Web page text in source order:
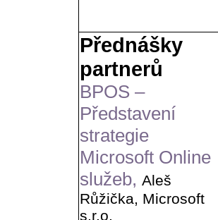
Přednášky
partnerů
BPOS –
Představení
strategie
Microsoft Online
služeb, Aleš
Růžička, Microsoft
s.r.o.